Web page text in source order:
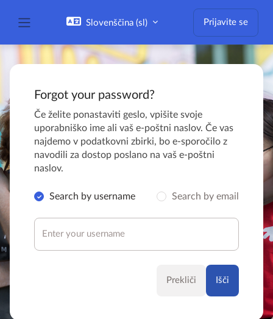
Slovenščina ‎(sl)‎ Prijavite se
Forgot your password?
Če želite ponastaviti geslo, vpišite svoje
uporabniško ime ali vaš e-poštni naslov. Če vas
najdemo v podatkovni zbirki, bo e-sporočilo z
navodili za dostop poslano na vaš e-poštni
naslov.
Search by username Search by email
Išči po uporabniških imenih
Prekliči